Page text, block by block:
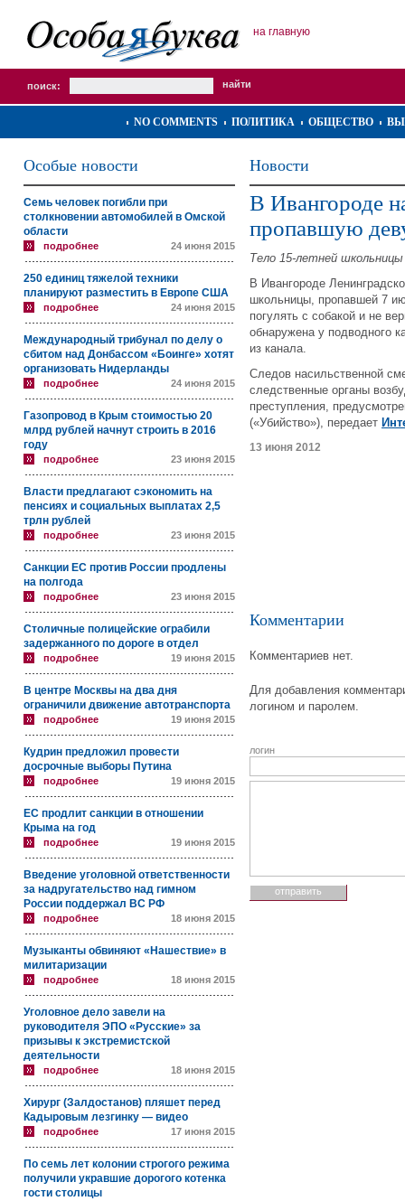
на главную
поиск:
NO COMMENTS ПОЛИТИКА ОБЩЕСТВО
Особые новости
Семь человек погибли при
столкновении автомобилей в Омской
области
подробнее 24 июня 2015
250 единиц тяжелой техники
планируют разместить в Европе США
подробнее 24 июня 2015
Международный трибунал по делу о
сбитом над Донбассом «Боинге» хотят
организовать Нидерланды
подробнее 24 июня 2015
Газопровод в Крым стоимостью 20
млрд рублей начнут строить в 2016
году
подробнее 23 июня 2015
Власти предлагают сэкономить на
пенсиях и социальных выплатах 2,5
трлн рублей
подробнее 23 июня 2015
Санкции ЕС против России продлены
на полгода
подробнее 23 июня 2015
Столичные полицейские ограбили
задержанного по дороге в отдел
подробнее 19 июня 2015
В центре Москвы на два дня
ограничили движение автотранспорта
подробнее 19 июня 2015
Кудрин предложил провести
досрочные выборы Путина
подробнее 19 июня 2015
ЕС продлит санкции в отношении
Крыма на год
подробнее 19 июня 2015
Введение уголовной ответственности
за надругательство над гимном
России поддержал ВС РФ
подробнее 18 июня 2015
Музыканты обвиняют «Нашествие» в
милитаризации
подробнее 18 июня 2015
Уголовное дело завели на
руководителя ЭПО «Русские» за
призывы к экстремистской
деятельности
подробнее 18 июня 2015
Хирург (Залдостанов) пляшет перед
Кадыровым лезгинку — видео
подробнее 17 июня 2015
По семь лет колонии строгого режима
получили укравшие дорогого котенка
гости столицы
Новости
В Ивангороде
пропавшую
Тело 15-летней
В Ивангороде
школьницы, пропавшей 7
погулять с собакой и не
обнаружена у подводного
из канала.
Следов насильственной
следственные органы
преступления,
(«Убийство»), передает
13 июня 2012
Комментарии
Комментариев нет.
Для добавления
логином и паролем.
логин